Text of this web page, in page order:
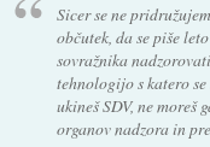
Sicer se ne
občutek, da se piše
sovražnika
tehnologijo s katero
ukineš SDV, ne
organov nadzora in